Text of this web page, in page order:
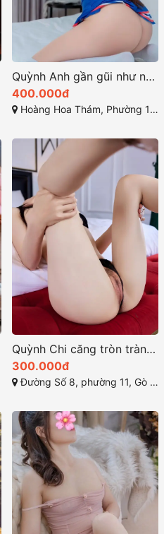
Quỳnh Anh gần gũi như những cặp tình nhân thực thụ
400.000đ
Hoàng Hoa Thám, Phường 12, Tân Bình, Thành phố Hồ Chí Minh
Quỳnh Chi căng tròn tràn đầy sức sống
300.000đ
Đường Số 8, phường 11, Gò Vấp, Thành phố Hồ Chí Minh